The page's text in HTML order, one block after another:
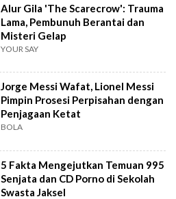
Alur Gila 'The Scarecrow': Trauma
Lama, Pembunuh Berantai dan
Misteri Gelap
YOUR SAY
Jorge Messi Wafat, Lionel Messi
Pimpin Prosesi Perpisahan dengan
Penjagaan Ketat
BOLA
5 Fakta Mengejutkan Temuan 995
Senjata dan CD Porno di Sekolah
Swasta Jaksel